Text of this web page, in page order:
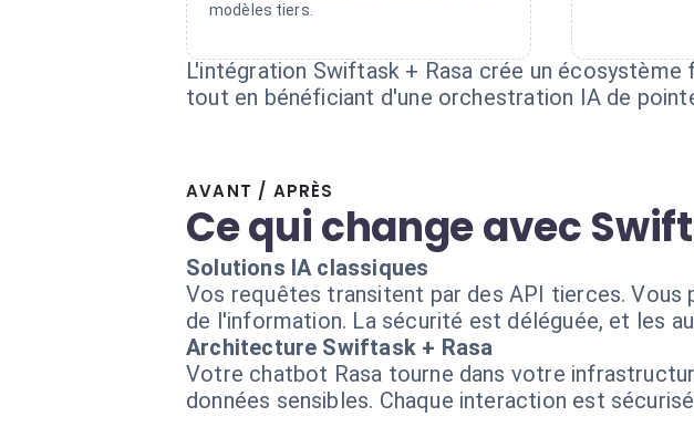
modèles tiers.
L'intégration Swiftask + Rasa crée un
tout en bénéficiant d'une orchestration IA de
AVANT / APRÈS
Ce qui change avec
Solutions IA classiques
Vos requêtes transitent par des API tierces.
de l'information. La sécurité est déléguée, et les
Architecture Swiftask + Rasa
Votre chatbot Rasa tourne dans votre
données sensibles. Chaque interaction est